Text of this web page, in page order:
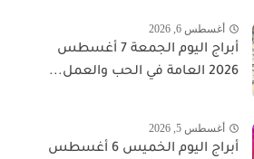
أغسطس 6, 2026
أبراج اليوم الجمعة 7 أغسطس
2026 العامة في الحب والعمل...
أغسطس 5, 2026
أبراج اليوم الخميس 6 أغسطس